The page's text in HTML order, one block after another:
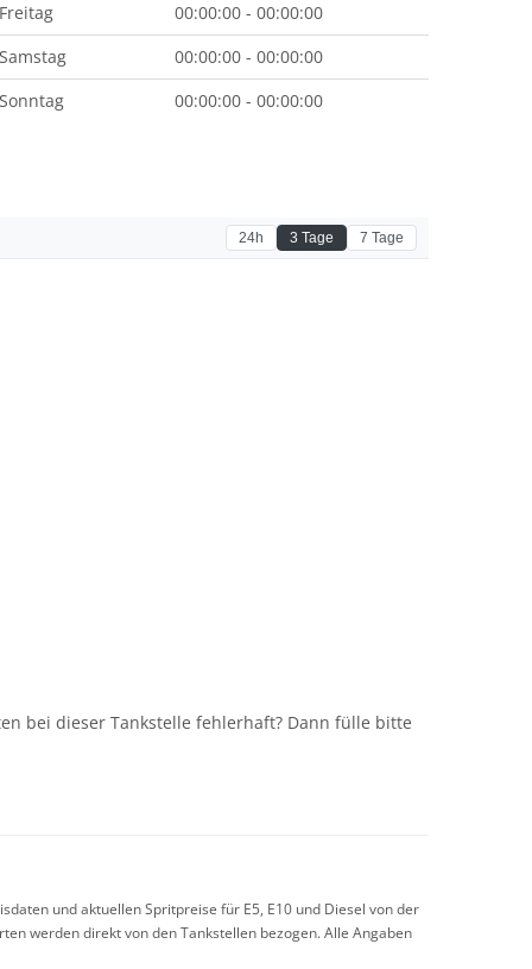
Freitag
00:00:00 - 00:00:00
Samstag
00:00:00 - 00:00:00
Sonntag
00:00:00 - 00:00:00
bei dieser Tankstelle fehlerhaft? Dann fülle bitte
und aktuellen Spritpreise für E5, E10 und Diesel von der
werden direkt von den Tankstellen bezogen. Alle Angaben